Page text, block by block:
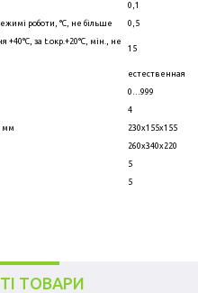
0,1
роботи, °C, не більше
0,5
за t.окр.+20°C, мін., не
15
естественная
0…999
4
мм
230х155х155
260х340х220
5
5
ТОВАРИ